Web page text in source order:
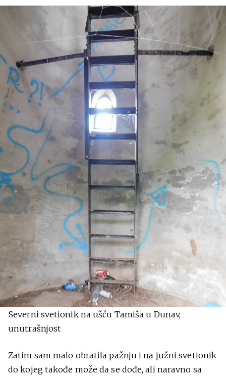
Severni svetionik na ušću Tamiša u Dunav,
unutrašnjost
Zatim sam malo obratila pažnju i na južni svetionik
do kojeg takođe može da se dođe, ali naravno sa